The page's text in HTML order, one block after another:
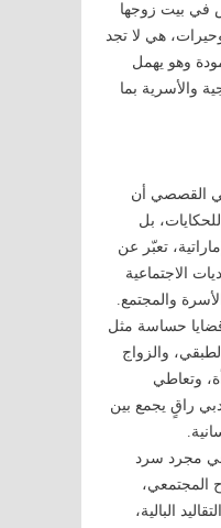
في بيت زوجها
هي لا تجد
وهو يهمل
والأسرية بما
القصصي أن
بل
تعبّر عن
الاجتماعية
والمجتمع.
حساسة مثل
والزواج
وتعاطي
راقٍ يجمع بين
مجرد سرد
المجتمعي،
البالية،